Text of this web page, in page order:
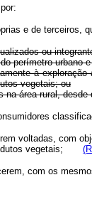
e de terceiros,
ou
urbano e
à exploração
vegetais; ou
rural, desde
voltadas, com
vegetais;
com os